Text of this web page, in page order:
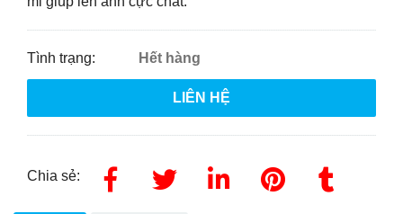
Tình trạng: Hết hàng
LIÊN HỆ
Chia sẻ: